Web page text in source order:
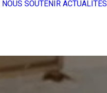
NOUS SOUTENIR ACTUALITÉS